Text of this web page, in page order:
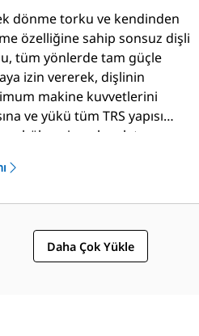
dönme torku ve kendinden
özelliğine sahip sonsuz dişli
tüm yönlerde tam güçle
izin vererek, dişlinin
makine kuvvetlerini
ve yükü tüm TRS yapısı
bölmesine olanak tanır.
Daha Çok Yükle